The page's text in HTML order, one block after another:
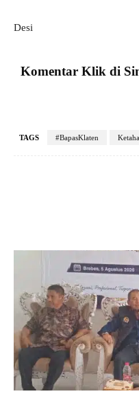
Desi
Komentar Klik di
TAGS #BapasKlaten